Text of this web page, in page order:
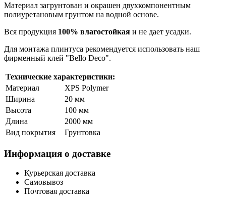
Материал загрунтован и окрашен двухкомпонентным
полиуретановым грунтом на водной основе.
Вся продукция 100% влагостойкая и не дает усадки.
Для монтажа плинтуса рекомендуется использовать наш
фирменный клей "Bello Deco".
Технические характеристики:
Материал
XPS Polymer
Ширина
20 мм
Высота
100 мм
Длина
2000 мм
Вид покрытия
Грунтовка
Информация о доставке
Курьерская доставка
Самовывоз
Почтовая доставка